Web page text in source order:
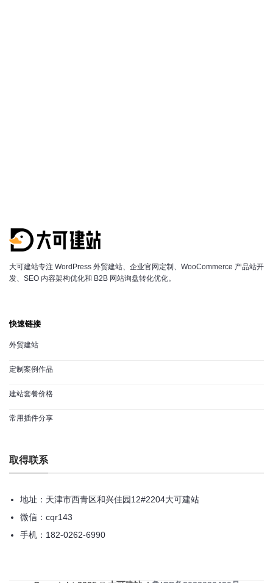
大可建站专注 WordPress 外贸建站、企业官网定制、WooCommerce 产品站开
发、SEO 内容架构优化和 B2B 网站询盘转化优化。
快速链接
外贸建站
定制案例作品
建站套餐价格
常用插件分享
取得联系
地址：天津市西青区和兴佳园12#2204大可建站
微信：cqr143
手机：182-0262-6990